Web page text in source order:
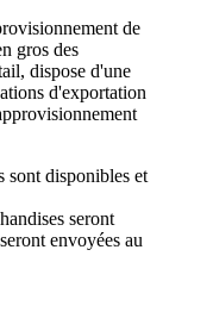
de
gros des
dispose d'une
d'exportation
sont disponibles et
seront
envoyées au